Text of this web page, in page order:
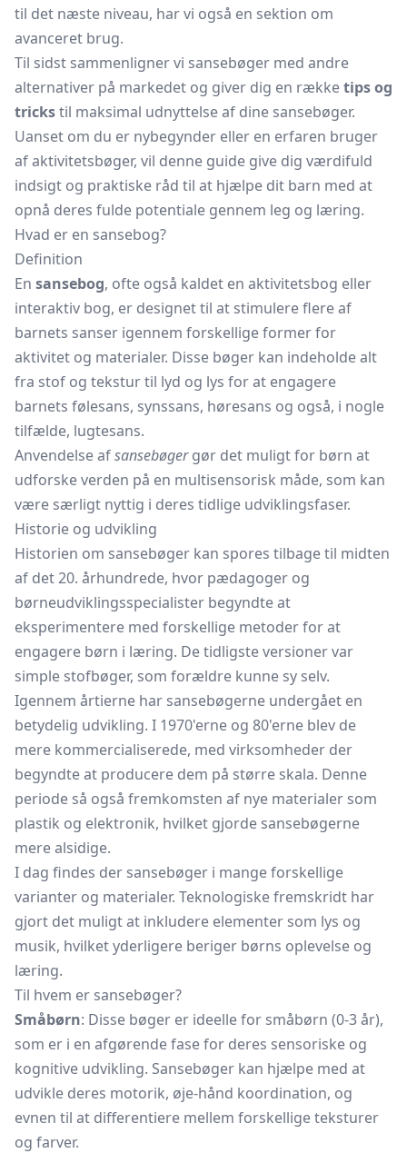
til det næste niveau, har vi også en sektion om
avanceret brug.
Til sidst sammenligner vi sansebøger med andre
alternativer på markedet og giver dig en rækketips og
trickstil maksimal udnyttelse af dine sansebøger.
Uanset om du er nybegynder eller en erfaren bruger
af aktivitetsbøger, vil denne guide give dig værdifuld
indsigt og praktiske råd til at hjælpe dit barn med at
opnå deres fulde potentiale gennem leg og læring.
Hvad er en sansebog?
Definition
En sansebog, ofte også kaldet en aktivitetsbog eller
interaktiv bog, er designet til at stimulere flere af
barnets sanser igennem forskellige former for
aktivitet og materialer. Disse bøger kan indeholde alt
fra stof og tekstur til lyd og lys for at engagere
barnets følesans, synssans, høresans og også, i nogle
tilfælde, lugtesans.
Anvendelse afsansebøgergør det muligt for børn at
udforske verden på en multisensorisk måde, som kan
være særligt nyttig i deres tidlige udviklingsfaser.
Historie og udvikling
Historien om sansebøger kan spores tilbage til midten
af det 20. århundrede, hvor pædagoger og
børneudviklingsspecialister begyndte at
eksperimentere med forskellige metoder for at
engagere børn i læring. De tidligste versioner var
simple stofbøger, som forældre kunne sy selv.
Igennem årtierne har sansebøgerne undergået en
betydelig udvikling. I 1970'erne og 80'erne blev de
mere kommercialiserede, med virksomheder der
begyndte at producere dem på større skala. Denne
periode så også fremkomsten af nye materialer som
plastik og elektronik, hvilket gjorde sansebøgerne
mere alsidige.
I dag findes der sansebøger i mange forskellige
varianter og materialer. Teknologiske fremskridt har
gjort det muligt at inkludere elementer som lys og
musik, hvilket yderligere beriger børns oplevelse og
læring.
Til hvem er sansebøger?
Småbørn: Disse bøger er ideelle for småbørn (0-3 år),
som er i en afgørende fase for deres sensoriske og
kognitive udvikling. Sansebøger kan hjælpe med at
udvikle deres motorik, øje-hånd koordination, og
evnen til at differentiere mellem forskellige teksturer
og farver.